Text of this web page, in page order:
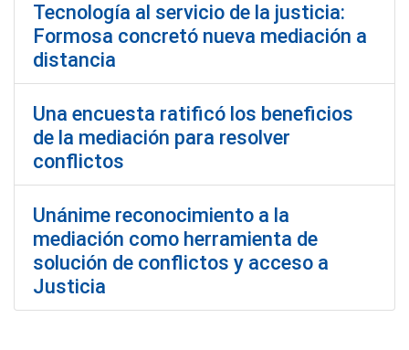
Tecnología al servicio de la justicia:
Formosa concretó nueva mediación a
distancia
Una encuesta ratificó los beneficios
de la mediación para resolver
conflictos
Unánime reconocimiento a la
mediación como herramienta de
solución de conflictos y acceso a
Justicia